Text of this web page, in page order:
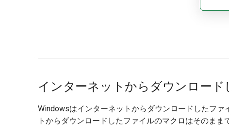
インターネットからダウンロード
Windowsはインターネットからダウンロードしたフ
トからダウンロードしたファイルのマクロはそのまま